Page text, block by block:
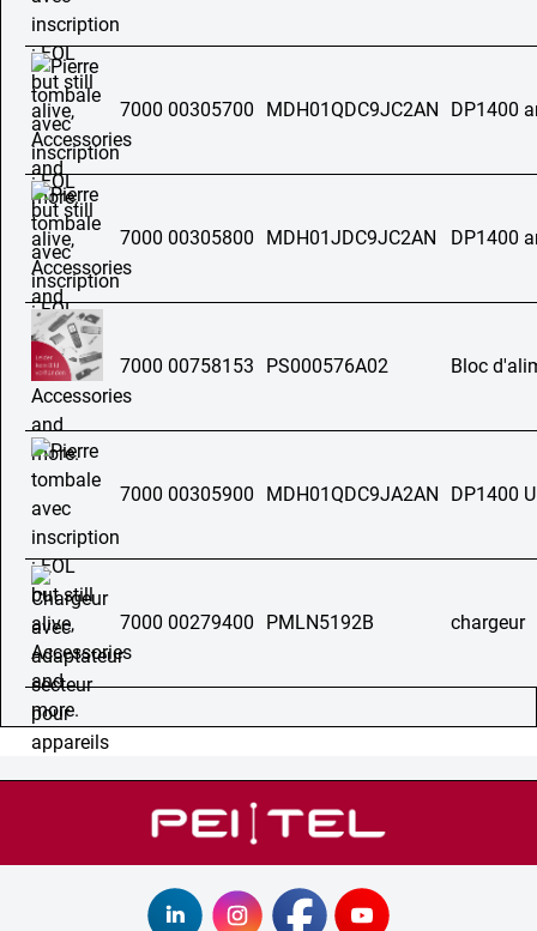
7000 00305700 MDH01QDC9JC2AN DP1400
7000 00305800 MDH01JDC9JC2AN DP1400
7000 00758153 PS000576A02 Bloc
7000 00305900 MDH01QDC9JA2AN DP1400
7000 00279400 PMLN5192B chargeur